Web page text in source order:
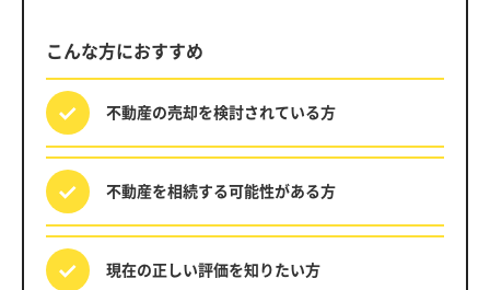
こんな方におすすめ
不動産の売却を検討されている方
不動産を相続する可能性がある方
現在の正しい評価を知りたい方